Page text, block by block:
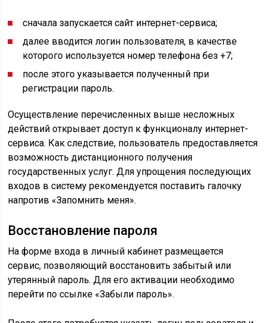
сначала запускается сайт интернет-сервиса;
далее вводится логин пользователя, в качестве
которого используется номер телефона без +7;
после этого указывается полученный при
регистрации пароль.
Осуществление перечисленных выше несложных
действий открывает доступ к функционалу интернет-
сервиса. Как следствие, пользователь предоставляется
возможность дистанционного получения
государственных услуг. Для упрощения последующих
входов в систему рекомендуется поставить галочку
напротив «Запомнить меня».
Восстановление пароля
На форме входа в личный кабинет размещается
сервис, позволяющий восстановить забытый или
утерянный пароль. Для его активации необходимо
перейти по ссылке «Забыли пароль».